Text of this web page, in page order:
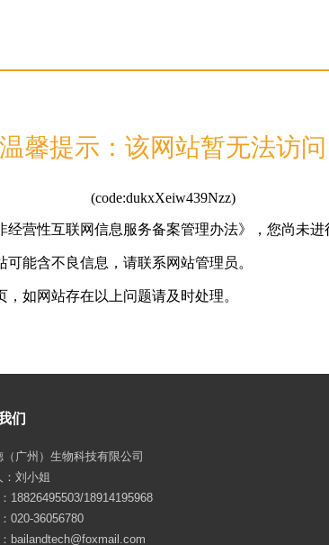
们
（广州）生物科技有限公司
：刘小姐
18826495503/18914195968
020-36056780
bailandtech@foxmail.com